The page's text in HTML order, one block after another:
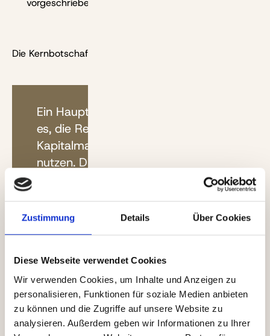
Zustimmung Details Über Cookies
Diese Webseite verwendet Cookies
Wir verwenden Cookies, um Inhalte und Anzeigen zu
personalisieren, Funktionen für soziale Medien anbieten
zu können und die Zugriffe auf unsere Website zu
analysieren. Außerdem geben wir Informationen zu Ihrer
vorgeschrieben.
Die Kernbotschaft im Entwurf dazu lautet:
Ein Hauptanliegen der Reform ist
es, die Renditemöglichkeiten des
Kapitalmarktes künftig stärker zu
nutzen. Die Ermöglichung einer
Renditen
ist deshalb ein zentrales
Mit dem Altersvorsorgedepot ohne
Garantien wird eine neue
Produktkategorie eingeführt, mit
der ohne nominale Garantien in
geeignete aktiv oder passiv